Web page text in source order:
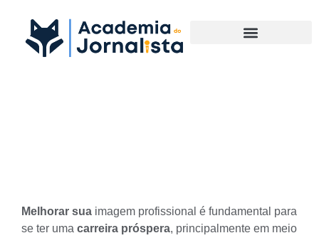
Melhorar sua imagem profissional é fundamental para
se ter uma carreira próspera, principalmente em meio